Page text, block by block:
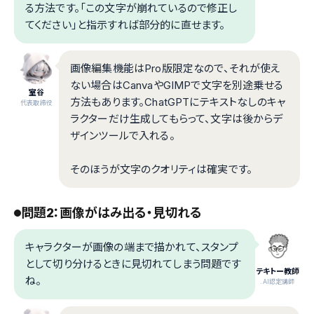
る方法です。「この文字が崩れているので修正し
てください」と指示すれば部分的に直せます。
室谷
代表取締役
画像編集機能はPro版限定なので、それが使え
ない場合はCanvaやGIMPで文字を別途乗せる
方法もあります。ChatGPTにテキストなしのキャ
ラクターだけ生成してもらって、文字は後からデ
ザインツールで入れる。
そのほうが文字のクオリティは確実です。
問題2：画像がはみ出る・見切れる
テキトー教師
.AI認定講師
キャラクターが画像の端まで描かれて、スタンプ
として切り分けるときに見切れてしまう問題です
ね。